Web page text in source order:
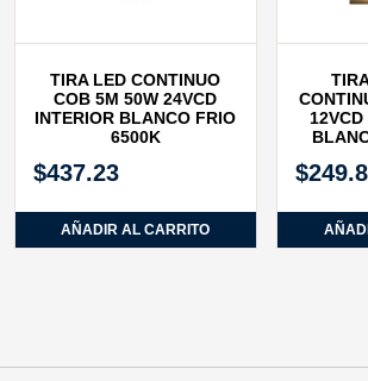
TIRA LED CONTINUO
COB 5M 50W 24VCD
INTERIOR BLANCO FRIO
6500K
$437.23
AÑADIR AL CARRITO
$